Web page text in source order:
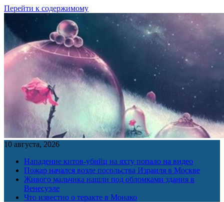
Перейти к содержимому
10 августа, 2026
Нападение китов-убийц на яхту попало на видео
Пожар начался возле посольства Израиля в Москве
Живого мальчика нашли под обломками здания в
Венесуэле
Что известно о теракте в Монако